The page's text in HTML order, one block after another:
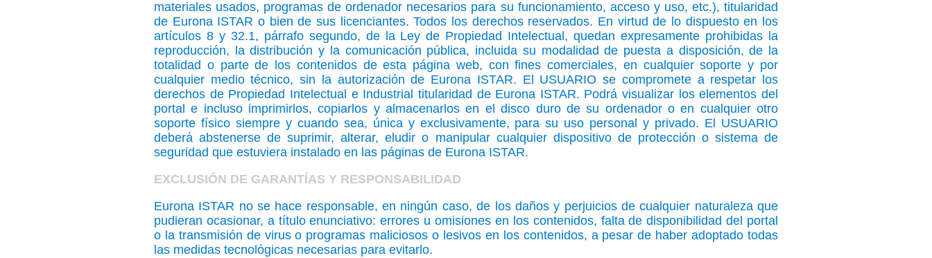
materiales usados, programas de ordenador necesarios para su funcionamiento, acceso y uso, etc.), titularidad
de Eurona ISTAR o bien de sus licenciantes. Todos los derechos reservados. En virtud de lo dispuesto en los
artículos 8 y 32.1, párrafo segundo, de la Ley de Propiedad Intelectual, quedan expresamente prohibidas la
reproducción, la distribución y la comunicación pública, incluida su modalidad de puesta a disposición, de la
totalidad o parte de los contenidos de esta página web, con fines comerciales, en cualquier soporte y por
cualquier medio técnico, sin la autorización de Eurona ISTAR. El USUARIO se compromete a respetar los
derechos de Propiedad Intelectual e Industrial titularidad de Eurona ISTAR. Podrá visualizar los elementos del
portal e incluso imprimirlos, copiarlos y almacenarlos en el disco duro de su ordenador o en cualquier otro
soporte físico siempre y cuando sea, única y exclusivamente, para su uso personal y privado. El USUARIO
deberá abstenerse de suprimir, alterar, eludir o manipular cualquier dispositivo de protección o sistema de
seguridad que estuviera instalado en las páginas de Eurona ISTAR.
EXCLUSIÓN DE GARANTÍAS Y RESPONSABILIDAD
Eurona ISTAR no se hace responsable, en ningún caso, de los daños y perjuicios de cualquier naturaleza que
pudieran ocasionar, a título enunciativo: errores u omisiones en los contenidos, falta de disponibilidad del portal
o la transmisión de virus o programas maliciosos o lesivos en los contenidos, a pesar de haber adoptado todas
las medidas tecnológicas necesarias para evitarlo.